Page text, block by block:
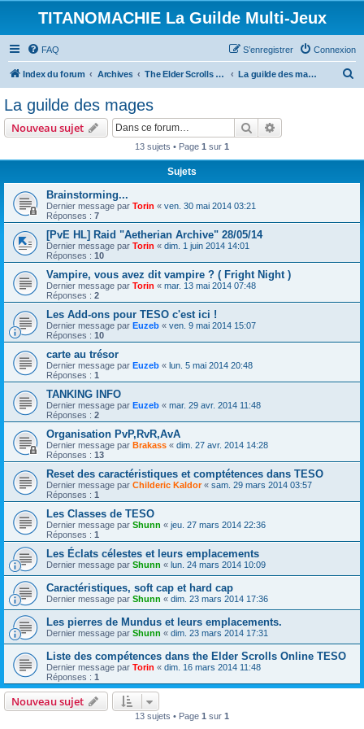
TITANOMACHIE La Guilde Multi-Jeux
FAQ Connexion
S’enregistrer
Index du forum Archives The Elder Scrolls Online La guilde des mages
La guilde des mages
Nouveau sujet Rechercher
13 sujets • Page 1 sur 1
Sujets
Brainstorming...
Dernier message par Torin « ven. 30 mai 2014 03:21
Réponses : 7
[PvE HL] Raid "Aetherian Archive" 28/05/14
Dernier message par Torin « dim. 1 juin 2014 14:01
Réponses : 10
Vampire, vous avez dit vampire ? ( Fright Night )
Dernier message par Torin « mar. 13 mai 2014 07:48
Réponses : 2
Les Add-ons pour TESO c'est ici !
Dernier message par Euzeb « ven. 9 mai 2014 15:07
Réponses : 10
carte au trésor
Dernier message par Euzeb « lun. 5 mai 2014 20:48
Réponses : 1
TANKING INFO
Dernier message par Euzeb « mar. 29 avr. 2014 11:48
Réponses : 2
Organisation PvP,RvR,AvA
Dernier message par Brakass « dim. 27 avr. 2014 14:28
Réponses : 13
Reset des caractéristiques et comptétences dans TESO
Dernier message par Childeric Kaldor« sam. 29 mars 2014 03:57
Réponses : 1
Les Classes de TESO
Dernier message par Shunn « jeu. 27 mars 2014 22:36
Réponses : 1
Les Éclats célestes et leurs emplacements
Dernier message par Shunn « lun. 24 mars 2014 10:09
Caractéristiques, soft cap et hard cap
Dernier message par Shunn « dim. 23 mars 2014 17:36
Les pierres de Mundus et leurs emplacements.
Dernier message par Shunn « dim. 23 mars 2014 17:31
Liste des compétences dans the Elder Scrolls Online TESO
Dernier message par Torin « dim. 16 mars 2014 11:48
Réponses : 1
Nouveau sujet
13 sujets • Page 1 sur 1